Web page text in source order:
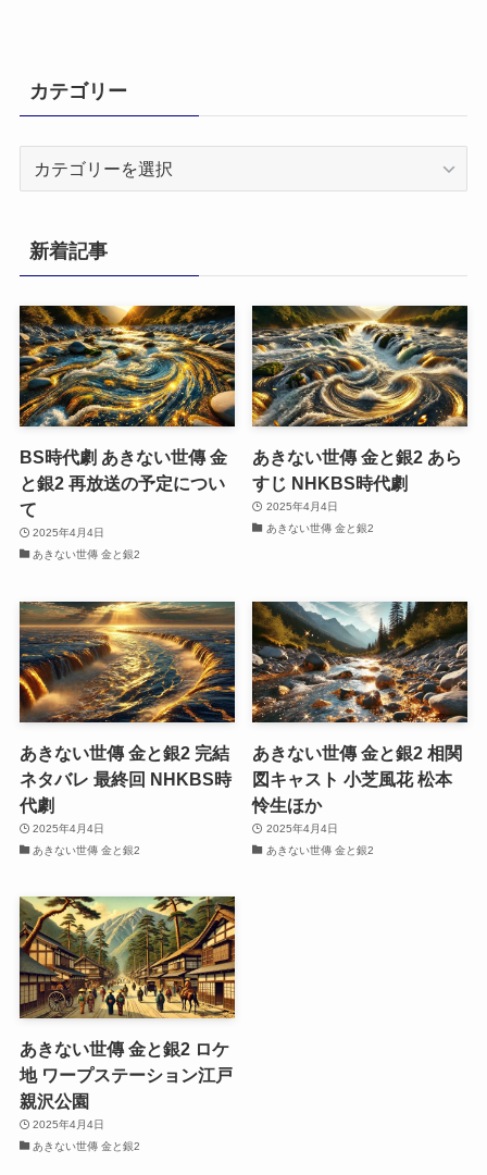
カテゴリー
リ
ー
新着記事
BS時代劇 あきない世傳 金
と銀2 再放送の予定につい
て
2025年4月4日
あきない世傳 金と銀2
あきない世傳 金と銀2 あら
すじ NHKBS時代劇
2025年4月4日
あきない世傳 金と銀2
あきない世傳 金と銀2 完結
ネタバレ 最終回 NHKBS時
代劇
2025年4月4日
あきない世傳 金と銀2
あきない世傳 金と銀2 相関
図キャスト 小芝風花 松本
怜生ほか
2025年4月4日
あきない世傳 金と銀2
あきない世傳 金と銀2 ロケ
地 ワープステーション江戸
親沢公園
2025年4月4日
あきない世傳 金と銀2